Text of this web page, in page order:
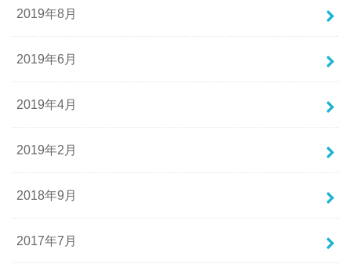
2019年8月
2019年6月
2019年4月
2019年2月
2018年9月
2017年7月